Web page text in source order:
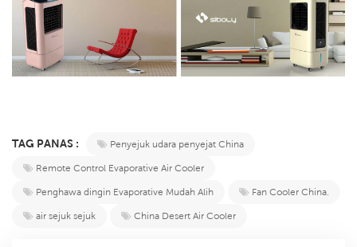
TAG PANAS :
Penyejuk udara penyejat China
Remote Control Evaporative Air Cooler
Penghawa dingin Evaporative Mudah Alih
Fan Cooler China.
air sejuk sejuk
China Desert Air Cooler